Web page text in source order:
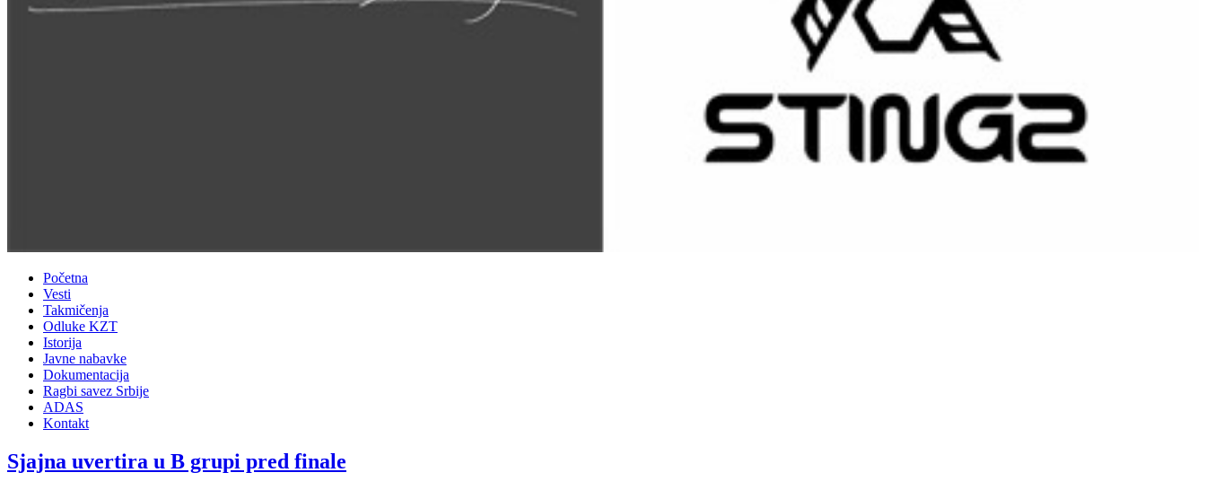
Početna
Vesti
Takmičenja
Odluke KZT
Istorija
Javne nabavke
Dokumentacija
Ragbi savez Srbije
ADAS
Kontakt
Sjajna uvertira u B grupi pred finale